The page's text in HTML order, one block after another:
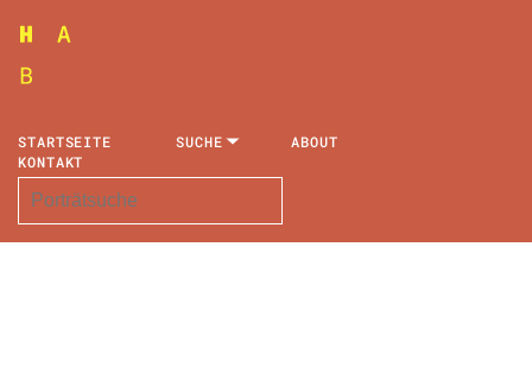
STARTSEITE SUCHE
ABOUT
KONTAKT